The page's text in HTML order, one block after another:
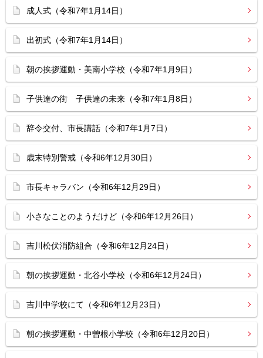
成人式（令和7年1月14日）
出初式（令和7年1月14日）
朝の挨拶運動・美南小学校（令和7年1月9日）
子供達の街 子供達の未来（令和7年1月8日）
辞令交付、市長講話（令和7年1月7日）
歳末特別警戒（令和6年12月30日）
市長キャラバン（令和6年12月29日）
小さなことのようだけど（令和6年12月26日）
吉川松伏消防組合（令和6年12月24日）
朝の挨拶運動・北谷小学校（令和6年12月24日）
吉川中学校にて（令和6年12月23日）
朝の挨拶運動・中曽根小学校（令和6年12月20日）